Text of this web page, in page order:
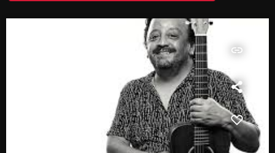
insert_link